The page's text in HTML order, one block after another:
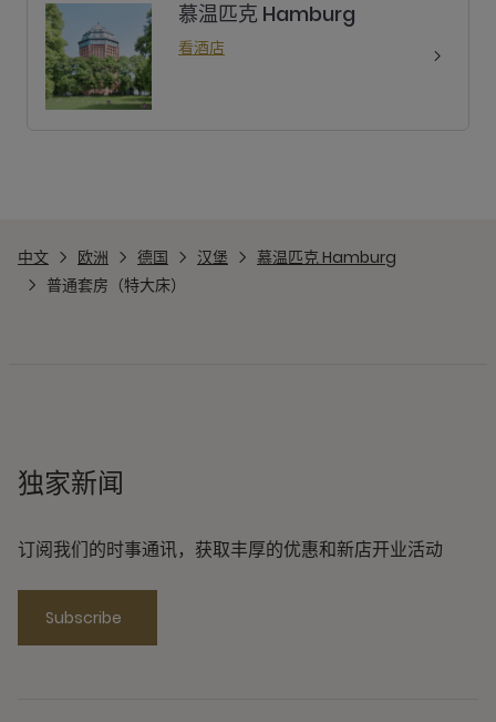
慕温匹克 Hamburg
看酒店
中文 欧洲 德国 汉堡
慕温匹克 Hamburg
普通套房（特大床）
独家新闻
订阅我们的时事通讯，获取丰厚的优惠和新店开业活动
Subscribe